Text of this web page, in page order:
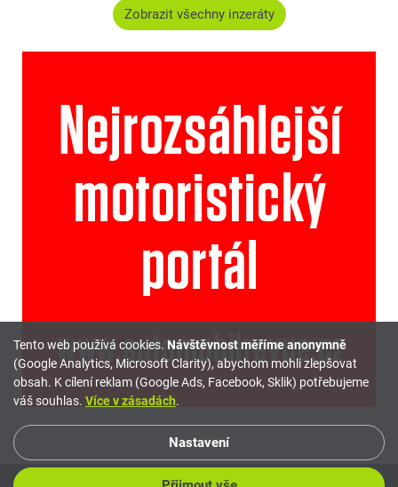
Zobrazit všechny inzeráty
Tento web používá cookies. Návštěvnost měříme anonymně
(Google Analytics, Microsoft Clarity), abychom mohli zlepšovat
obsah. K cílení reklam (Google Ads, Facebook, Sklik) potřebujeme
váš souhlas. Více v zásadách.
Nastavení